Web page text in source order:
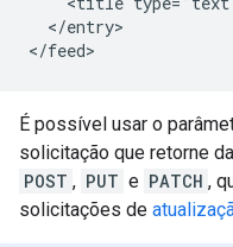
  </entry>
É possível usar o
solicitação que retorne
POST , PUT e PATCH ,
solicitações de